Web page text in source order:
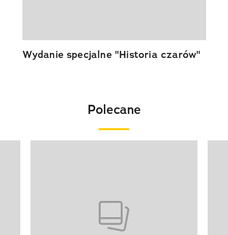
Wydanie specjalne "Historia czarów"
Polecane